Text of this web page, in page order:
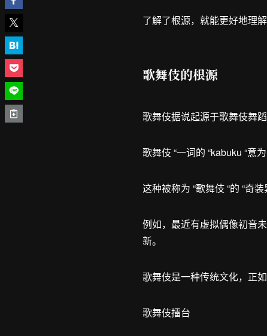
了解了根源，就能更好地理
歌舞伎的根源
歌舞伎据说起源于歌舞伎舞
歌舞伎 “一词的 “kabuku “意
这种被称为 “歌舞伎 “的 “奇
例如，最近有虚拟偶像初音
新。
歌舞伎是一种传统文化，正
歌舞伎擂台